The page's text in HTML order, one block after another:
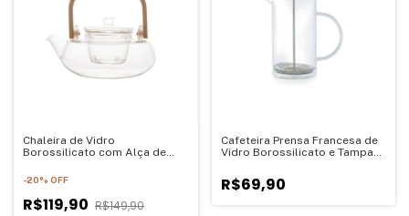
Chaleira de Vidro
Borossilicato com Alça de
-20% OFF
R$119,90 R$149,90
Cafeteira Prensa Francesa de
Vidro Borossilicato e Tampa
R$69,90